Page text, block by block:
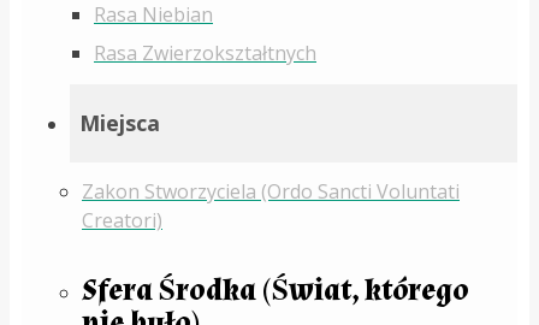
Rasa Niebian
Rasa Zwierzokształtnych
Miejsca
Zakon Stworzyciela (Ordo Sancti Voluntati
Creatori)
Sfera Środka (Świat, którego